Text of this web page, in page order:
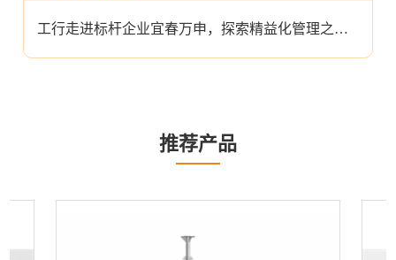
工行走进标杆企业宜春万申，探索精益化管理之道！
推荐产品